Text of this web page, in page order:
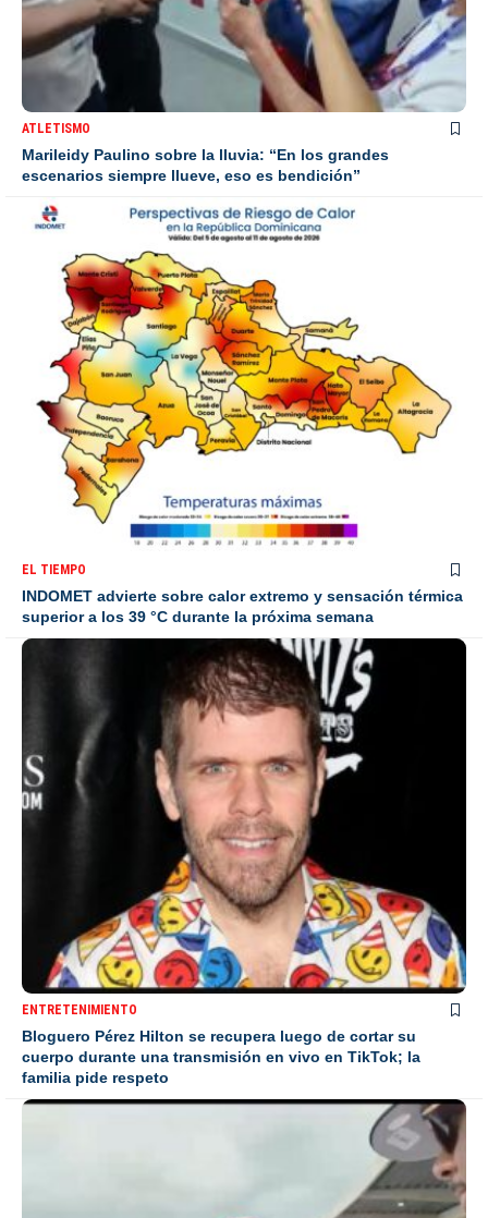
ATLETISMO
Marileidy Paulino sobre la lluvia: “En los grandes
escenarios siempre llueve, eso es bendición”
EL TIEMPO
INDOMET advierte sobre calor extremo y sensación térmica
superior a los 39 °C durante la próxima semana
ENTRETENIMIENTO
Bloguero Pérez Hilton se recupera luego de cortar su
cuerpo durante una transmisión en vivo en TikTok; la
familia pide respeto